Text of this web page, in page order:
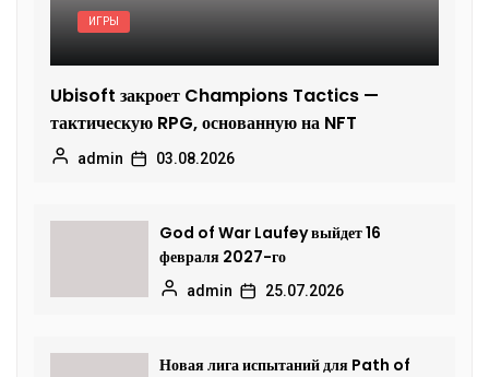
ИГРЫ
Ubisoft закроет Champions Tactics —
тактическую RPG, основанную на NFT
admin 03.08.2026
God of War Laufey выйдет 16
февраля 2027-го
admin 25.07.2026
Новая лига испытаний для Path of